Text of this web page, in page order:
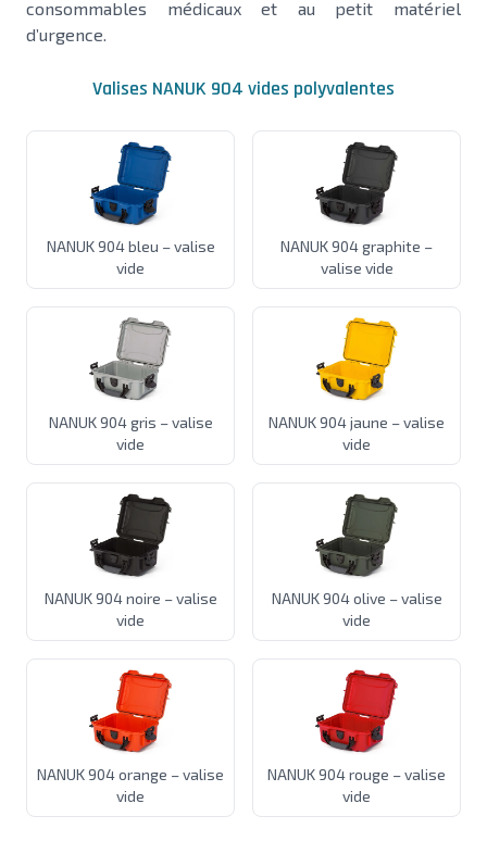
consommables médicaux et au petit matériel
d’urgence.
Valises NANUK 904 vides polyvalentes
NANUK 904 bleu – valise
vide
NANUK 904 graphite –
valise vide
NANUK 904 gris – valise
vide
NANUK 904 jaune – valise
vide
NANUK 904 noire – valise
vide
NANUK 904 olive – valise
vide
NANUK 904 orange – valise
vide
NANUK 904 rouge – valise
vide